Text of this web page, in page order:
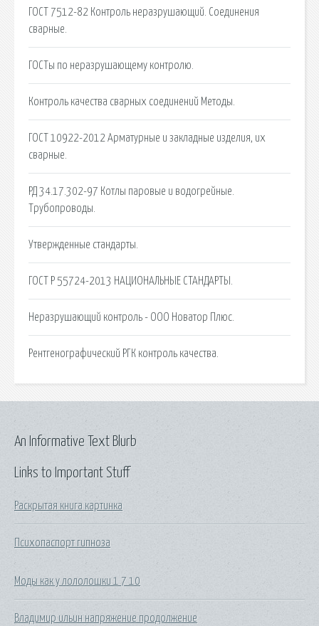
ГОСТ 7512-82 Контроль неразрушающий. Соединения
сварные.
ГОСТы по неразрушающему контролю.
Контроль качества сварных соединений Методы.
ГОСТ 10922-2012 Арматурные и закладные изделия, их
сварные.
РД 34.17.302-97 Котлы паровые и водогрейные.
Трубопроводы.
Утвержденные стандарты.
ГОСТ Р 55724-2013 НАЦИОНАЛЬНЫЕ СТАНДАРТЫ.
Неразрушающий контроль - ООО Новатор Плюс.
Рентгенографический РГК контроль качества.
Links to Important Stuff
Раскрытая книга картинка
Психопаспорт гипноза
Моды как у лололошки 1 7 10
Владимир ильин напряжение продолжение
An Informative Text Blurb